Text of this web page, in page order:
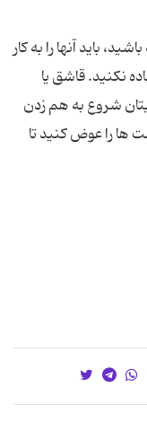
باید آنها را به کار
نکنید. قاشق یا
شروع به هم زدن
ها را عوض کنید تا